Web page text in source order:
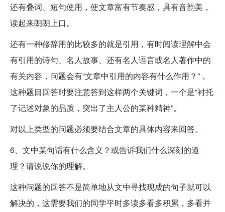
还有叠词、短句使用，使文章富有节奏感，具有音韵美，
读起来朗朗上口。
还有一种修辞用的比较多的就是引用，有时阅读理解中会
有引用的诗句、名人故事、还有名人语言或名人著作中的
有关内容，问题会有“文章中引用的内容有什么作用？”，
这种题目回答时要注意答到这样两个关键词，一个是“衬托
了记述对象的品质，突出了主人公的某种精神”。
对以上类型的问题必须要结合文章的具体内容来回答。
6、文中某句话有什么含义？或告诉我们什么深刻的道
理？请说说你的理解。
这种问题的回答不是简单地从文中寻找现成的句子就可以
解决的，这需要我们的同学平时多读多看多积累，多看并